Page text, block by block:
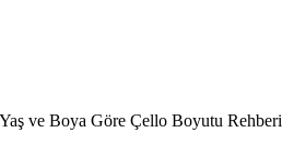
Yaş ve Boya Göre Çello Boyutu Rehberi